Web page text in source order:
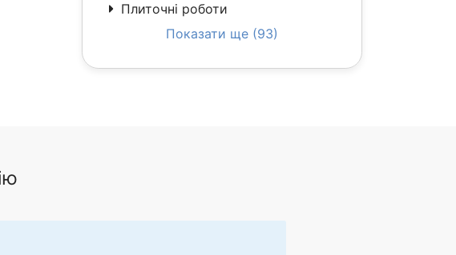
Плиточні роботи
Показати ще (93)